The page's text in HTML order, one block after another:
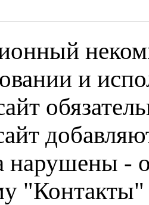
и
нарушены -
"Контакты"